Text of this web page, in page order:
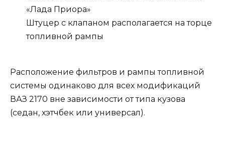
Штуцер с клапаном располагается на торце
топливной рампы
Расположение фильтров и рампы топливной
системы одинаково для всех модификаций
ВАЗ 2170 вне зависимости от типа кузова
(седан, хэтчбек или универсал).